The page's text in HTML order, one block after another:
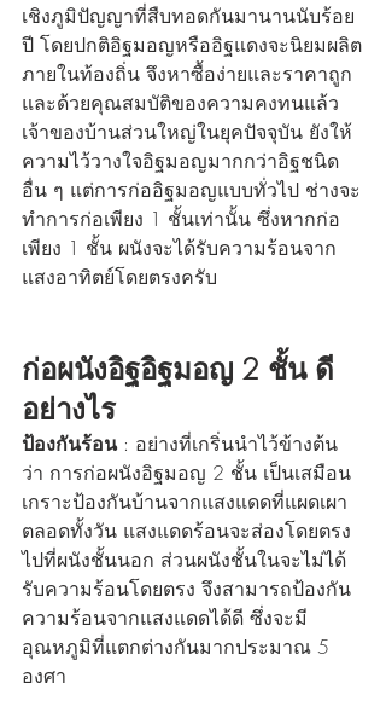
เชิงภูมิปัญญาที่สืบทอดกันมานานนับร้อย
ปี โดยปกติอิฐมอญหรืออิฐแดงจะนิยมผลิต
ภายในท้องถิ่น จึงหาซื้อง่ายและราคาถูก
และด้วยคุณสมบัติของความคงทนแล้ว
เจ้าของบ้านส่วนใหญ่ในยุคปัจจุบัน ยังให้
ความไว้วางใจอิฐมอญมากกว่าอิฐชนิด
อื่น ๆ แต่การก่ออิฐมอญแบบทั่วไป ช่างจะ
ทำการก่อเพียง 1 ชั้นเท่านั้น ซึ่งหากก่อ
เพียง 1 ชั้น ผนังจะได้รับความร้อนจาก
แสงอาทิตย์โดยตรงครับ
ก่อผนังอิฐอิฐมอญ 2 ชั้น ดี
อย่างไร
ป้องกันร้อน : อย่างที่เกริ่นนำไว้ข้างต้น
ว่า การก่อผนังอิฐมอญ 2 ชั้น เป็นเสมือน
เกราะป้องกันบ้านจากแสงแดดที่แผดเผา
ตลอดทั้งวัน แสงแดดร้อนจะส่องโดยตรง
ไปที่ผนังชั้นนอก ส่วนผนังชั้นในจะไม่ได้
รับความร้อนโดยตรง จึงสามารถป้องกัน
ความร้อนจากแสงแดดได้ดี ซึ่งจะมี
อุณหภูมิที่แตกต่างกันมากประมาณ 5
องศา